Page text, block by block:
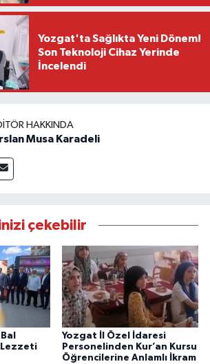
Yozgat'ta Sağlıkta Yeni Dönem!
Son Teknoloji Cihaz Yerinde
İncelendi
HAKKINDA
Musa Karadeli
çekebilir
Lezzeti
Yozgat İl Özel İdaresi
Personelinden Kur’an Kursu
Öğrencilerine Anlamlı İkram